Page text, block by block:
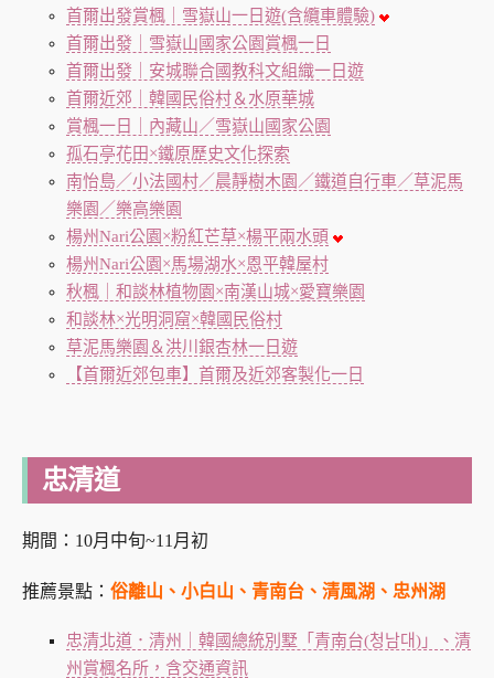
首爾出發賞楓｜雪嶽山一日遊(含纜車體驗)
首爾出發｜雪嶽山國家公園賞楓一日
首爾出發｜安城聯合國教科文組織一日遊
首爾近郊｜韓國民俗村＆水原華城
賞楓一日｜內藏山／雪嶽山國家公園
孤石亭花田×鐵原歷史文化探索
南怡島／小法國村／晨靜樹木園／鐵道自行車／草泥馬
樂園／樂高樂園
楊州Nari公園×粉紅芒草×楊平兩水頭
楊州Nari公園×馬場湖水×恩平韓屋村
秋楓｜和談林植物園×南漢山城×愛寶樂園
和談林×光明洞窟×韓國民俗村
草泥馬樂園＆洪川銀杏林一日遊
【首爾近郊包車】首爾及近郊客製化一日
忠清道
期間： 10月中旬~11月初
推薦景點： 俗離山、小白山、青南台、清風湖、忠州湖
忠清北道．清州｜韓國總統別墅「青南台(청남대)」、清
州賞楓名所，含交通資訊